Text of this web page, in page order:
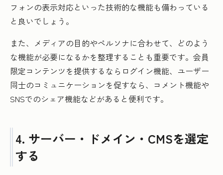
フォンの表示対応といった技術的な機能も備わっている
と良いでしょう。
また、メディアの目的やペルソナに合わせて、どのよう
な機能が必要になるかを整理することも重要です。会員
限定コンテンツを提供するならログイン機能、ユーザー
同士のコミュニケーションを促すなら、コメント機能や
SNSでのシェア機能などがあると便利です。
4. サーバー・ドメイン・CMSを選定
する